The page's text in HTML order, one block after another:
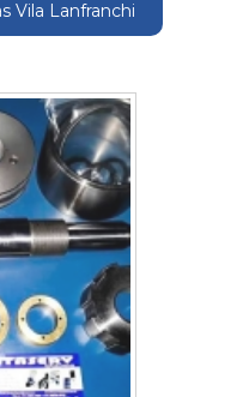
Vila Lanfranchi